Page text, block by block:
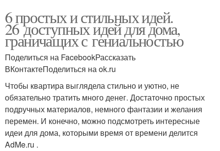
6 простых и стильных идей.
26 доступных идей для дома,
граничащих с гениальностью
Поделиться на FacebookРассказать
ВКонтактеПоделиться на ok.ru
Чтобы квартира выглядела стильно и уютно, не
обязательно тратить много денег. Достаточно простых
подручных материалов, немного фантазии и желания
перемен. И конечно, можно подсмотреть интересные
идеи для дома, которыми время от времени делится
AdMe.ru .